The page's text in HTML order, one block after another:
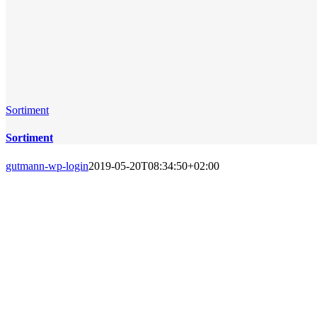
Sortiment
Sortiment
gutmann-wp-login2019-05-20T08:34:50+02:00